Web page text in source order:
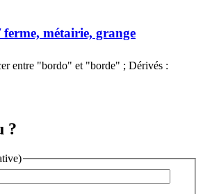
ferme, métairie, grange
entre "bordo" et "borde" ; Dérivés :
?